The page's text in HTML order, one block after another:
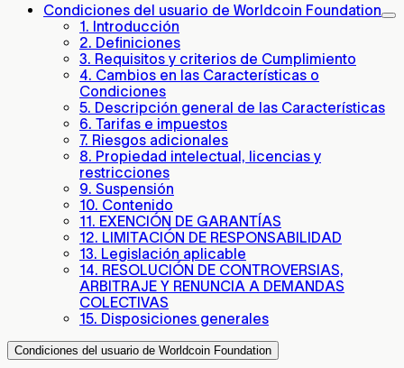
Condiciones del usuario de Worldcoin Foundation
1. Introducción
2. Definiciones
3. Requisitos y criterios de Cumplimiento
4. Cambios en las Características o
Condiciones
5. Descripción general de las Características
6. Tarifas e impuestos
7. Riesgos adicionales
8. Propiedad intelectual, licencias y
restricciones
9. Suspensión
10. Contenido
11. EXENCIÓN DE GARANTÍAS
12. LIMITACIÓN DE RESPONSABILIDAD
13. Legislación aplicable
14. RESOLUCIÓN DE CONTROVERSIAS,
ARBITRAJE Y RENUNCIA A DEMANDAS
COLECTIVAS
15. Disposiciones generales
Condiciones del usuario de Worldcoin Foundation